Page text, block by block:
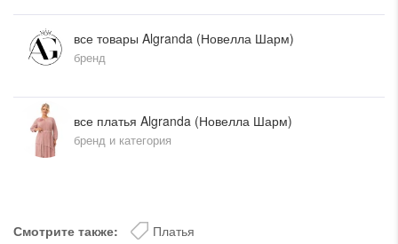
все товары Algranda (Новелла Шарм)
бренд
все платья Algranda (Новелла Шарм)
бренд и категория
Смотрите также: Платья